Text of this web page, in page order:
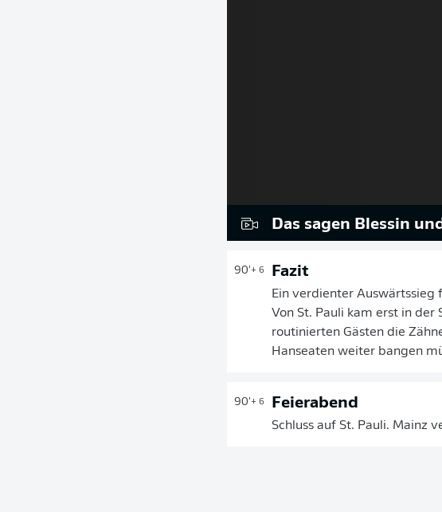
Das sagen Blessin
90'+ 6 Fazit
Ein verdienter Auswärtssieg
Von St. Pauli kam erst in der
routinierten Gästen die
Hanseaten weiter bangen
90'+ 6 Feierabend
Schluss auf St. Pauli. Mainz